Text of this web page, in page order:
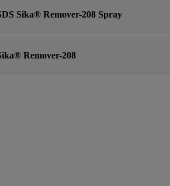
Sika® Remover-208 Spray
Remover-208